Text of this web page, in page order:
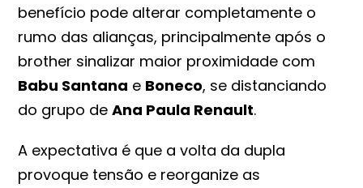
benefício pode alterar completamente o
rumo das alianças, principalmente após o
brother sinalizar maior proximidade com
Babu Santana e Boneco, se distanciando
do grupo deAna Paula Renault.
A expectativa é que a volta da dupla
provoque tensão e reorganize as